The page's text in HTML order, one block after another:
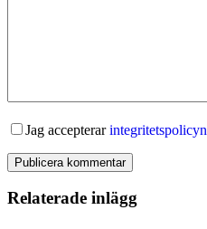
Jag accepterarintegritetspolicyn
Publicera kommentar
Relaterade inlägg